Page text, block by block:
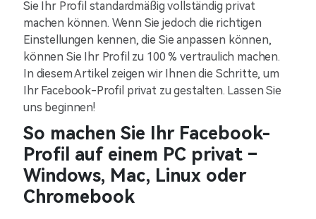
Sie Ihr Profil standardmäßig vollständig privat
machen können. Wenn Sie jedoch die richtigen
Einstellungen kennen, die Sie anpassen können,
können Sie Ihr Profil zu 100 % vertraulich machen.
In diesem Artikel zeigen wir Ihnen die Schritte, um
Ihr Facebook-Profil privat zu gestalten. Lassen Sie
uns beginnen!
So machen Sie Ihr Facebook-
Profil auf einem PC privat –
Windows, Mac, Linux oder
Chromebook